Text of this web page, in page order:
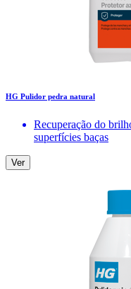
HG Pulidor pedra natural
Recuperação do
superfícies baças
Ver